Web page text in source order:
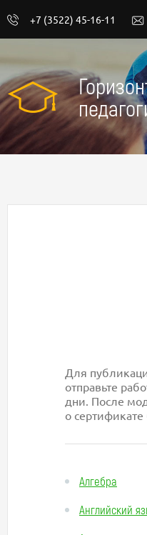
+7 (3522) 45-16-11
Для
отправьте
дни. После
о
Алгебра
Английский